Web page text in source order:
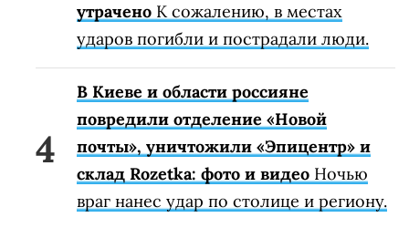
утрачено К сожалению, в местах
ударов погибли и пострадали люди.
В Киеве и области россияне
повредили отделение «Новой
почты», уничтожили «Эпицентр» и
склад Rozetka: фото и видео Ночью
враг нанес удар по столице и региону.